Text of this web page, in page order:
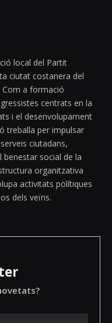
local del Partit
ciutat costanera del
Com a formació
centrats en la
i el desenvolupament
treballa per impulsar
ciutadans,
social de la
organitzativa
activitats polítiques
dels veïns.